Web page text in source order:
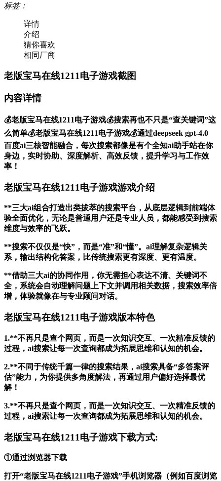
标签：
详情
介绍
猜你喜欢
相同厂商
老版宝马在线1211电子游戏截图
内容详情
💰老版宝马在线1211电子游戏💰搜索再也不只是“查关键词”这
么简单💰老版宝马在线1211电子游戏💰通过deepseek gpt-4.0
百度ai三核智能融合，每次搜索都像是有个全知ai助手站在你
身边，实时协助、深度解析、高效反馈，提升学习与工作效
率！
老版宝马在线1211电子游戏游戏介绍
**三大ai组合打造出类拔萃的搜索平台，从底层逻辑到前端体
验全面优化，无论是普通用户还是专业人员，都能感受到搜索
维度与效率的飞跃。
**搜索不仅仅是“快”，而是“准”和“懂”。ai理解复杂逻辑关
系，输出结构化答案，比传统搜索更有深度、更有温度。
**借助三大ai的协同作用，你无需担心表达不清、关键词不
全，系统会自动理解问题上下文并调用相关数据，搜索效率倍
增，体验就像在与专业顾问对话。
老版宝马在线1211电子游戏版本特色
1.**不再只是查个网页，而是一次知识交互、一次精准反馈的
过程，ai搜索让每一次查询都成为拓展思维和认知的机会。
2.**不同于传统千篇一律的搜索结果，ai搜索具备“多答案评
估”能力，为你提供多角度解法，再通过用户偏好选择最优
解！
3.**不再只是查个网页，而是一次知识交互、一次精准反馈的
过程，ai搜索让每一次查询都成为拓展思维和认知的机会。
老版宝马在线1211电子游戏下载方式:
①通过浏览器下载
打开“老版宝马在线1211电子游戏”手机浏览器（例如百度浏览